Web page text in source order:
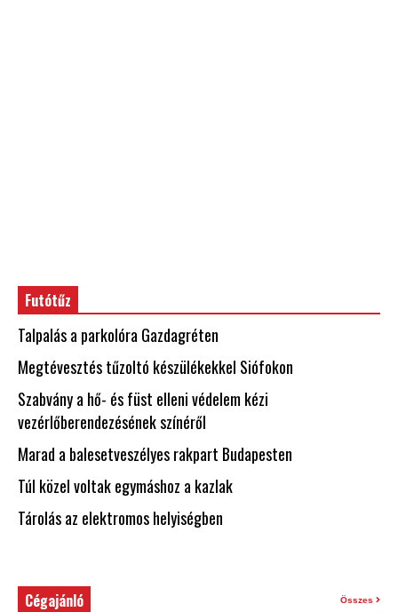
Futótűz
Talpalás a parkolóra Gazdagréten
Megtévesztés tűzoltó készülékekkel Siófokon
Szabvány a hő- és füst elleni védelem kézi
vezérlőberendezésének színéről
Marad a balesetveszélyes rakpart Budapesten
Túl közel voltak egymáshoz a kazlak
Tárolás az elektromos helyiségben
Cégajánló Összes